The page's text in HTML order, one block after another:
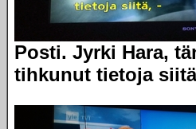
Posti. Jyrki Hara,
tihkunut tietoja